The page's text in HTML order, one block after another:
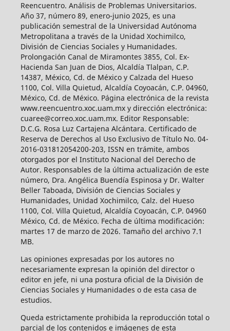
Reencuentro. Análisis de Problemas Universitarios.
Año 37, número 89, enero-junio 2025, es una
publicación semestral de la Universidad Autónoma
Metropolitana a través de la Unidad Xochimilco,
División de Ciencias Sociales y Humanidades.
Prolongación Canal de Miramontes 3855, Col. Ex-
Hacienda San Juan de Dios, Alcaldía Tlalpan, C.P.
14387, México, Cd. de México y Calzada del Hueso
1100, Col. Villa Quietud, Alcaldía Coyoacán, C.P. 04960,
México, Cd. de México. Página electrónica de la revista
www.reencuentro.xoc.uam.mx y dirección electrónica:
cuaree@correo.xoc.uam.mx. Editor Responsable:
D.C.G. Rosa Luz Cartajena Alcántara. Certificado de
Reserva de Derechos al Uso Exclusivo de Título No. 04-
2016-031812054200-203, ISSN en trámite, ambos
otorgados por el Instituto Nacional del Derecho de
Autor. Responsables de la última actualización de este
número, Dra. Angélica Buendía Espinosa y Dr. Walter
Beller Taboada, División de Ciencias Sociales y
Humanidades, Unidad Xochimilco, Calz. del Hueso
1100, Col. Villa Quietud, Alcaldía Coyoacán, C.P. 04960
México, Cd. de México. Fecha de última modificación:
martes 17 de marzo de 2026. Tamaño del archivo 7.1
MB.
Las opiniones expresadas por los autores no
necesariamente expresan la opinión del director o
editor en jefe, ni una postura oficial de la División de
Ciencias Sociales y Humanidades o de esta casa de
estudios.
Queda estrictamente prohibida la reproducción total o
parcial de los contenidos e imágenes de esta